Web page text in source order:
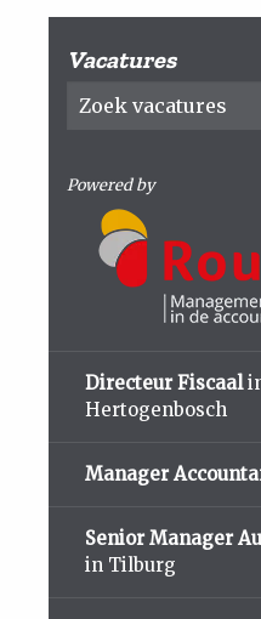
Vacatures
Powered by
Directeur Fiscaal
Hertogenbosch
Manager
Senior Manager
in Tilburg